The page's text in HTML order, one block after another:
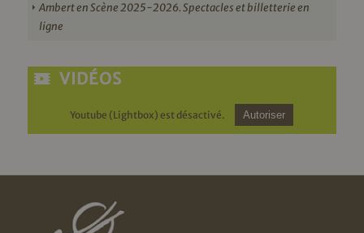
Ambert en Scène 2025-2026. Spectacles et billetterie en
ligne
VIDÉOS
Youtube (Lightbox) est désactivé. Autoriser